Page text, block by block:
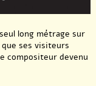
long métrage sur
ses visiteurs
compositeur devenu